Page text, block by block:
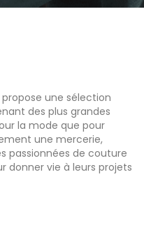
une sélection
des plus grandes
la mode que pour
une mercerie,
passionnées de couture
donner vie à leurs projets